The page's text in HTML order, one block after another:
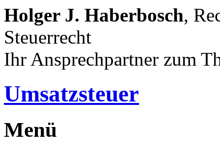
Holger J. Haberbosch,
Steuerrecht
Ihr Ansprechpartner zum
Umsatzsteuer
Menü